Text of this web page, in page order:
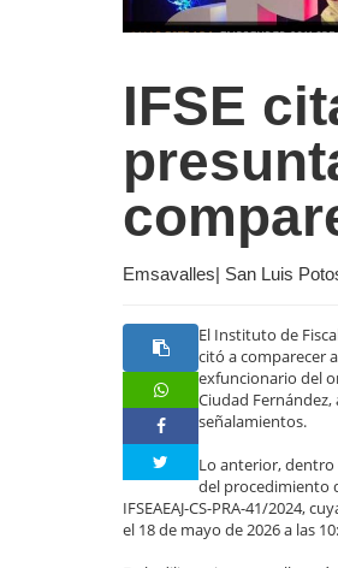
IFSE
Emsavalles| San Luis
El Instituto de
citó a comparecer
exfuncionario del
Ciudad
señalamientos.
Lo anterior,
del procedimiento
IFSEAEAJ-CS-PRA-41/2024,
el 18 de mayo de 2026 a las